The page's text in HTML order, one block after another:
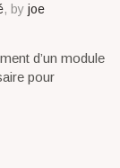
, by joe
d’un module
pour